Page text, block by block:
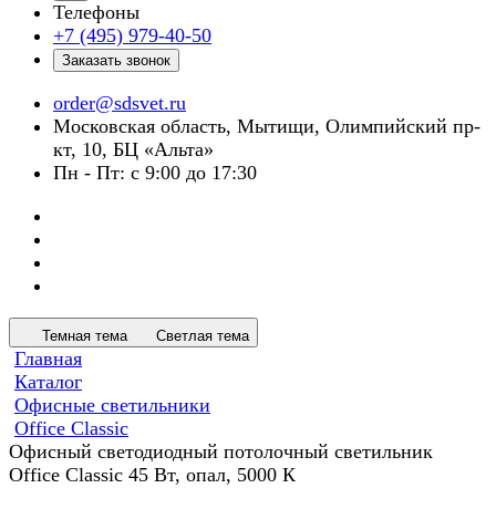
Телефоны
+7 (495) 979-40-50
Заказать звонок
order@sdsvet.ru
Московская область, Мытищи, Олимпийский пр-
кт, 10, БЦ «Альта»
Пн - Пт: с 9:00 до 17:30
Темная тема Светлая тема
Главная
Каталог
Офисные светильники
Office Classic
Офисный светодиодный потолочный светильник
Office Classic 45 Вт, опал, 5000 К